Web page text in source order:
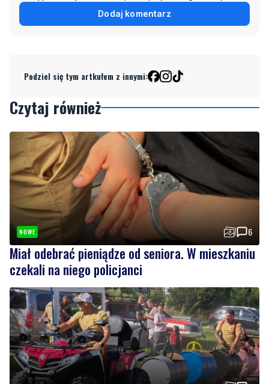
NOWE
Miał odebrać pieniądze od seniora. W mieszkaniu
czekali na niego policjanci
6
Strażacy pokazali swoje umiejętności. Rodzinny